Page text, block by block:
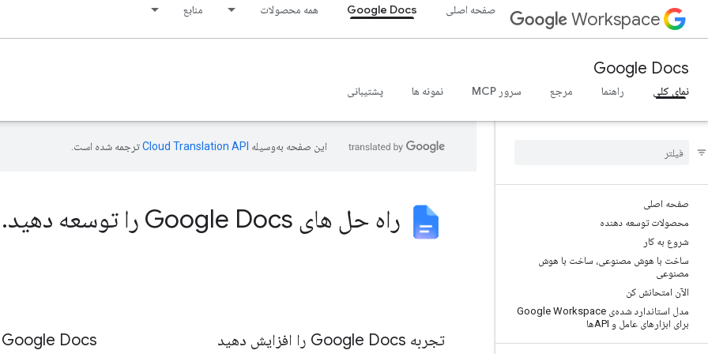
Workspace صفحه اصلی Google Docs همه محصولات منابع
Google Docs
نمای کلی راهنما مرجع سرور MCP نمونه ها پشتیبانی
صفحه اصلی
محصولات توسعه دهنده
شروع به کار
ساخت با هوش مصنوعی، ساخت با هوش
مصنوعی
الآن امتحانش کن
مدل استاندارد شده‌ی Google Workspace
برای ابزارهای عامل و APIها
این صفحه به‌وسیله ترجمه شده است.
راه حل های Google Docs را توسعه دهید .
تجربه Google Docs را افزایش دهید Google Docs را با کد ساده خودکار کنید